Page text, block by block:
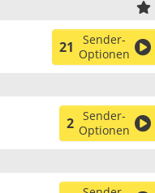
21
Sender-
Optionen
2 Sender-
Optionen